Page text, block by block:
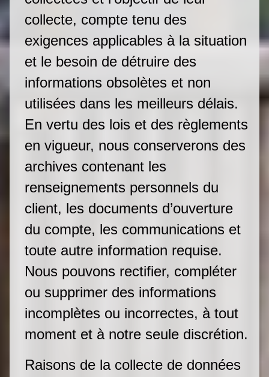
collecte, compte tenu des
exigences applicables à la situation
et le besoin de détruire des
informations obsolètes et non
utilisées dans les meilleurs délais.
En vertu des lois et des règlements
en vigueur, nous conserverons des
archives contenant les
renseignements personnels du
client, les documents d’ouverture
du compte, les communications et
toute autre information requise.
Nous pouvons rectifier, compléter
ou supprimer des informations
incomplètes ou incorrectes, à tout
moment et à notre seule discrétion.
Raisons de la collecte de données